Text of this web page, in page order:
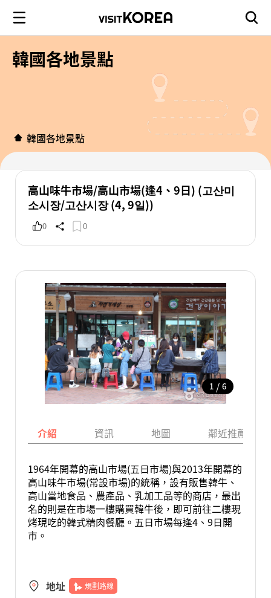
韓國各地景點
韓國各地景點
高山味牛市場/高山市場(逢4、9日) (고산미
소시장/고산시장 (4, 9일))
0 0
1 / 6
介紹 資訊 地圖 鄰近推薦景點
1964年開幕的高山市場(五日市場)與2013年開幕的
高山味牛市場(常設市場)的統稱，設有販售韓牛、
高山當地食品、農產品、乳加工品等的商店，最出
名的則是在市場一樓購買韓牛後，即可前往二樓現
烤現吃的韓式精肉餐廳。五日市場每逢4、9日開
市。
地址 規劃路線